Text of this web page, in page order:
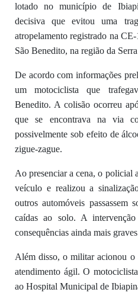
lotado no município de
decisiva que evitou uma
atropelamento registrado na
São Benedito, na região da
De acordo com informações
um motociclista que
Benedito. A colisão ocorreu
que se encontrava na via
possivelmente sob efeito de
zigue-zague.
Ao presenciar a cena, o policial
veículo e realizou a
outros automóveis passassem
caídas ao solo. A
consequências ainda mais
Além disso, o militar acionou o
atendimento ágil. O
ao Hospital Municipal de